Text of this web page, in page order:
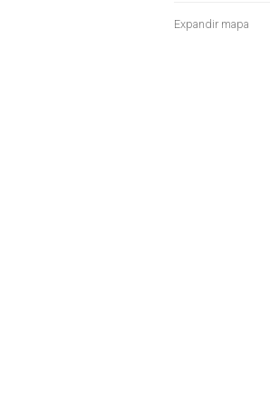
Expandir mapa